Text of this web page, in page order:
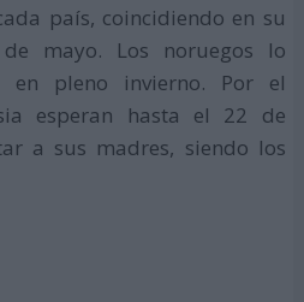
país, coincidiendo en su
mayo. Los noruegos lo
en pleno invierno. Por el
esperan hasta el 22 de
a sus madres, siendo los